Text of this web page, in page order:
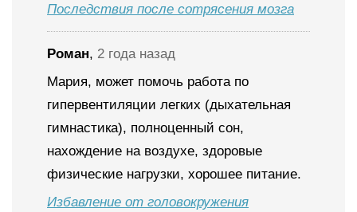
Последствия после сотрясения мозга
Роман, 2 года назад
Мария, может помочь работа по
гипервентиляции легких (дыхательная
гимнастика), полноценный сон,
нахождение на воздухе, здоровые
физические нагрузки, хорошее питание.
Избавление от головокружения